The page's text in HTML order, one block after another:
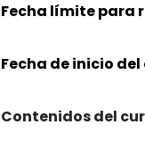
Fecha límite para
Fecha de inicio del
Contenidos del